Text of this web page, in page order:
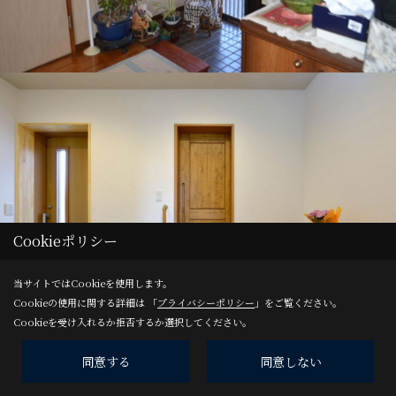
Cookieポリシー
当サイトではCookieを使用します。
Cookieの使用に関する詳細は 「プライバシーポリシー 」をご覧ください。
Cookieを受け入れるか拒否するか選択してください。
同意する 同意しない